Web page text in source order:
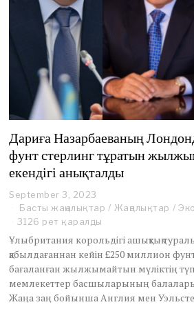
Дариға Назарбаеваның
фунт стерлинг тұратын
екендігі анықталды
September 3, 2023
e
p
e
m
b
e
Басты жаңалықтар / Жаңалықтар /
3126 рет қаралды
Ұлыбритания корольдігі ашықтық
қабылдағаннан кейін £250 миллион
бағаланған жылжымайтын мүліктің
мемлекеттер басшыларының балалары
Жаңа заң бойынша Англия мен